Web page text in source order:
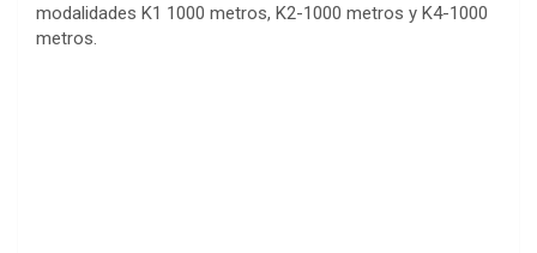
modalidades K1 1000 metros, K2-1000 metros y K4-1000
metros.